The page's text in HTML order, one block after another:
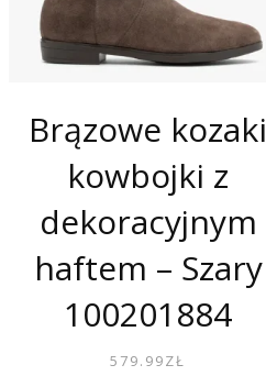
Brązowe kozaki
kowbojki z
dekoracyjnym
haftem – Szary
100201884
579.99ZŁ